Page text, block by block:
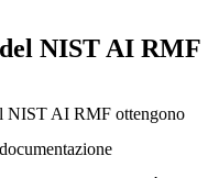
NIST AI RMF
NIST AI RMF ottengono